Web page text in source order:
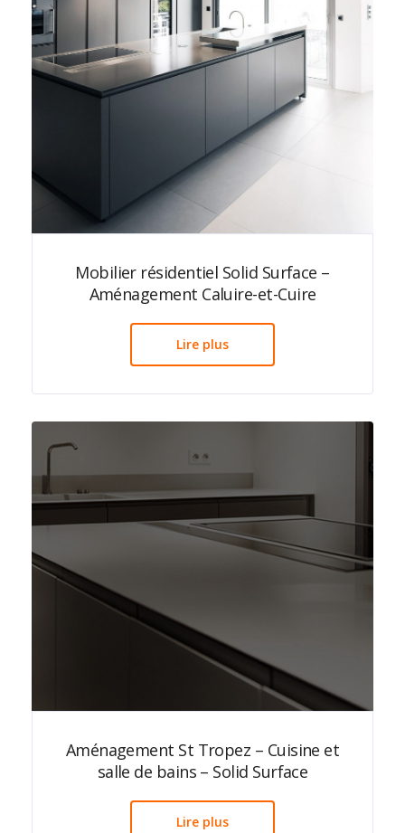
Mobilier résidentiel Solid Surface –
Aménagement Caluire-et-Cuire
Lire plus
Aménagement St Tropez – Cuisine et
salle de bains – Solid Surface
Lire plus